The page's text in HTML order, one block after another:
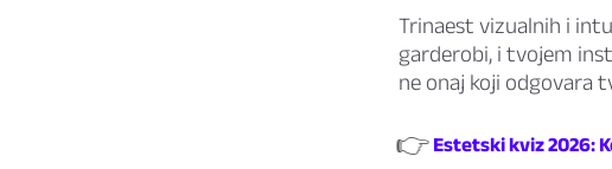
Trinaest vizualnih i
garderobi, i tvojem
ne onaj koji odgovara
👉 Estetski kviz 2026: